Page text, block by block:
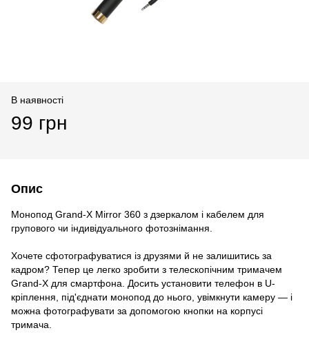
В наявності
99 грн
Опис
Монопод Grand-X Mirror 360 з дзеркалом і кабелем для
групового чи індивідуального фотознімання.
Хочете сфотографуватися із друзями й не залишитись за
кадром? Тепер це легко зробити з телескопічним тримачем
Grand-X для смартфона. Досить установити телефон в U-
кріплення, під'єднати монопод до нього, увімкнути камеру — і
можна фотографувати за допомогою кнопки на корпусі
тримача.